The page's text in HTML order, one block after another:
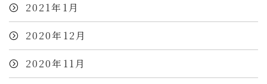
2021年1月
2020年12月
2020年11月